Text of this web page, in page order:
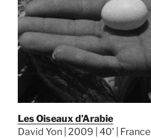
Les Oiseaux d’Arabie
David Yon | 2009 | 40’ | France